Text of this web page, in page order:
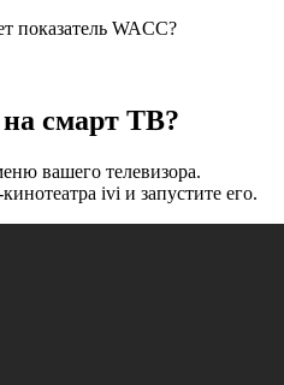
показатель WACC?
смарт ТВ?
вашего телевизора.
ivi и запустите его.